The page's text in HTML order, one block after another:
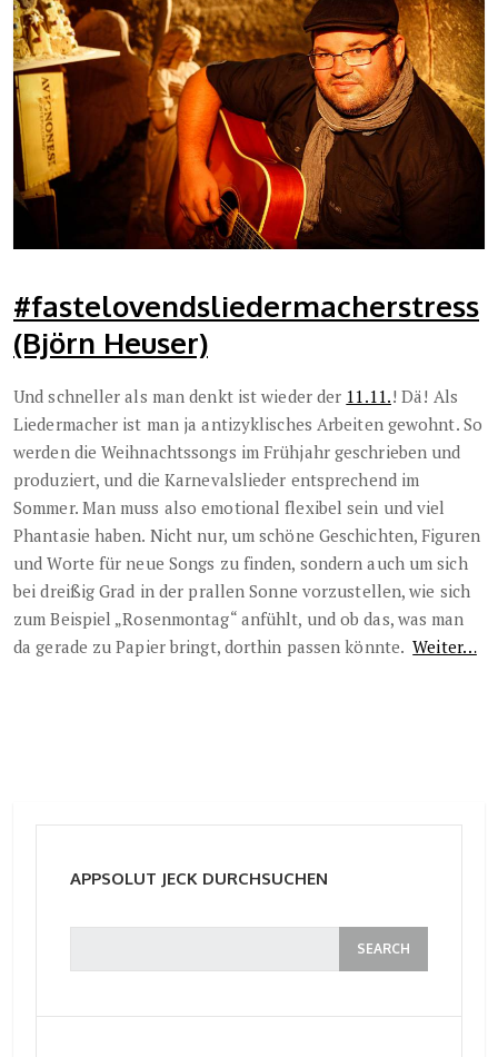
#fastelovendsliedermacherstress
(Björn Heuser)
Und schneller als man denkt ist wieder der 11.11.! Dä! Als
Liedermacher ist man ja antizyklisches Arbeiten gewohnt. So
werden die Weihnachtssongs im Frühjahr geschrieben und
produziert, und die Karnevalslieder entsprechend im
Sommer. Man muss also emotional flexibel sein und viel
Phantasie haben. Nicht nur, um schöne Geschichten, Figuren
und Worte für neue Songs zu finden, sondern auch um sich
bei dreißig Grad in der prallen Sonne vorzustellen, wie sich
zum Beispiel „Rosenmontag“ anfühlt, und ob das, was man
da gerade zu Papier bringt, dorthin passen könnte.Weiter…
APPSOLUT JECK DURCHSUCHEN